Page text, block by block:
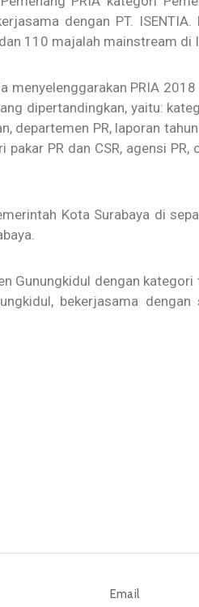
dengan PT.
110 majalah mainstream
menyelenggarakan PRIA
dipertandingkan, yaitu:
departemen PR, laporan
PR dan CSR, agensi
Kota Surabaya di
Gunungkidul dengan
bekerjasama